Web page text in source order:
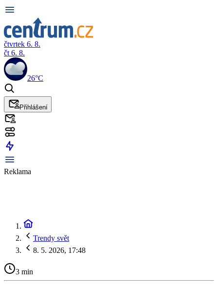
čtvrtek 6. 8.
čt 6. 8.
26°C
Přihlášení
Reklama
Trendy svět
8. 5. 2026, 17:48
3 min